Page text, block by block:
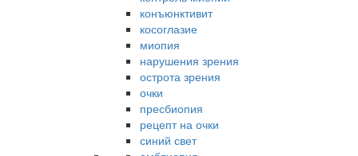
конъюнктивит
косоглазие
миопия
нарушения зрения
острота зрения
очки
пресбиопия
рецепт на очки
синий свет